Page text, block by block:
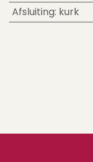
Afsluiting: kurk